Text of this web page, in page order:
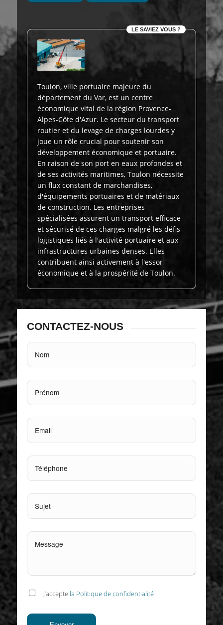
LE SAVIEZ VOUS ?
Toulon, ville portuaire majeure du
département du Var, est un centre
économique vital de la région Provence-
Alpes-Côte d'Azur. Le secteur du transport
routier et du levage de charges lourdes y
joue un rôle crucial pour soutenir son
développement économique et portuaire.
En raison de son port en eaux profondes et
de ses activités maritimes, Toulon nécessite
un flux constant de marchandises,
d'équipements portuaires et de matériaux
de construction. Les entreprises
spécialisées assurent un transport efficace
et sécurisé de ces charges malgré les défis
logistiques liés à l'activité portuaire et aux
infrastructures urbaines denses. Elles
contribuent ainsi activement à l'essor
économique et à la prospérité de Toulon.
CONTACTEZ-NOUS
J’accepte la Politique de confidentialité